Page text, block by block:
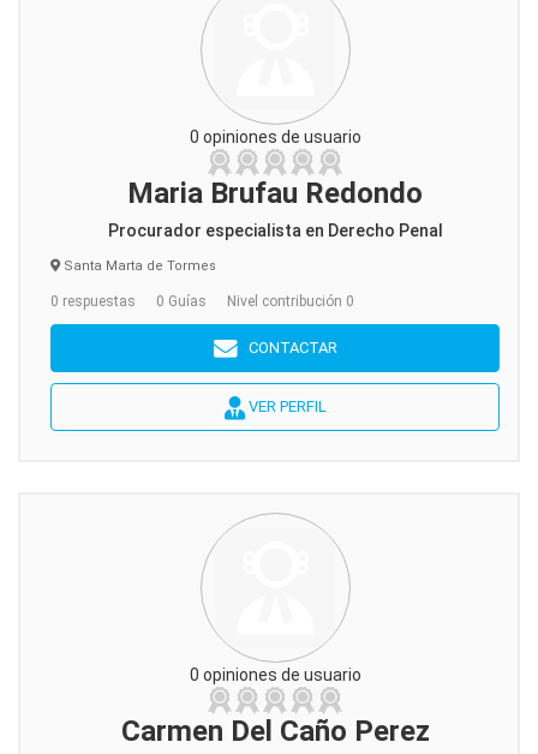
0 opiniones de usuario
Maria Brufau Redondo
Procurador especialista en Derecho Penal
Santa Marta de Tormes
0 respuestas 0 Guías Nivel contribución 0
CONTACTAR
VER PERFIL
0 opiniones de usuario
Carmen Del Caño Perez